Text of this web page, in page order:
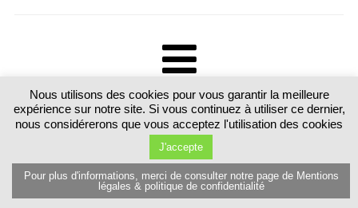
Tous droits réservés. Martine Luttringer 15 route de Sarrebourg 57370
Schalbach. France T.+33 (0)6 89 77 80 81
Nous utilisons des cookies pour vous garantir la meilleure
expérience sur notre site. Si vous continuez à utiliser ce dernier,
nous considérerons que vous acceptez l'utilisation des cookies
J'accepte
Pour plus d'informations, merci de consulter notre page de Mentions
légales & politique de confidentialité